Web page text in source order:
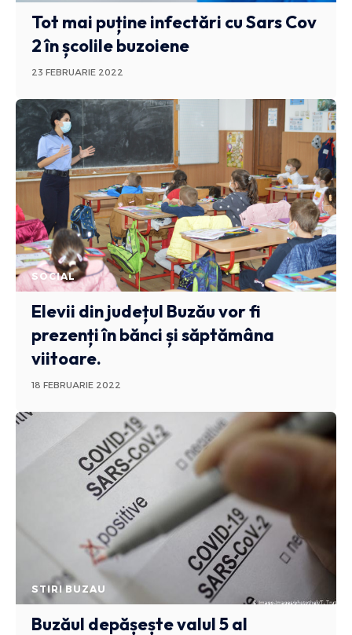
Tot mai puține infectări cu Sars Cov
2 în școlile buzoiene
23 FEBRUARIE 2022
SOCIAL
Elevii din județul Buzău vor fi
prezenți în bănci și săptămâna
viitoare.
18 FEBRUARIE 2022
STIRI BUZAU
Buzăul depășește valul 5 al